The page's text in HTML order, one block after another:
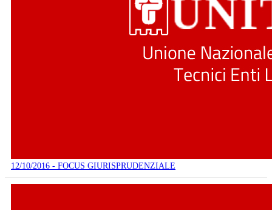
12/10/2016 - FOCUS GIURISPRUDENZIALE